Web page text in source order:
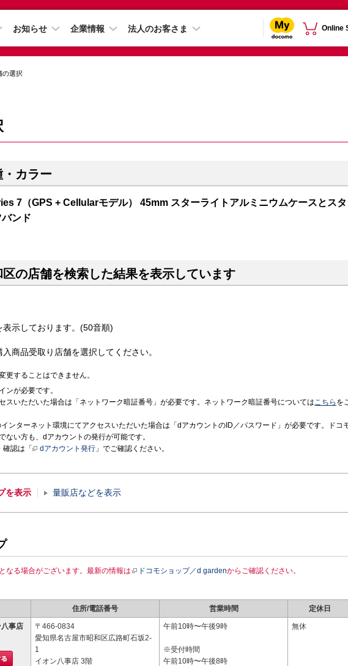
お知らせ 企業情報 法人のお客さま Online
の選択
カラー
7（GPS + Cellularモデル） 45mm スターライトアルミニウムケースとスタ
ンド
の店舗を検索した結果を表示しています
示しております。(50音順)
商品受取り店舗を選択してください。
更することはできません。
ンが必要です。
スいただいた場合は「ネットワーク暗証番号」が必要です。ネットワーク暗証番号についてはこちら を
ンターネット環境にてアクセスいただいた場合は「dアカウントのID／パスワード」が必要です。ドコ
ない方も、dアカウントの発行が可能です。
認は「
dアカウント発行 」でご確認ください。
を表示 量販店などを表示
なる場合がございます。最新の情報は ドコモショップ／d gardenからご確認ください。
住所/電話番号 営業時間 定休日
八事店
〒466-0834
愛知県名古屋市昭和区広路町石坂2-
1
イオン八事店 3階
午前10時〜午後9時
※受付時間
午前10時〜午後8時
無休